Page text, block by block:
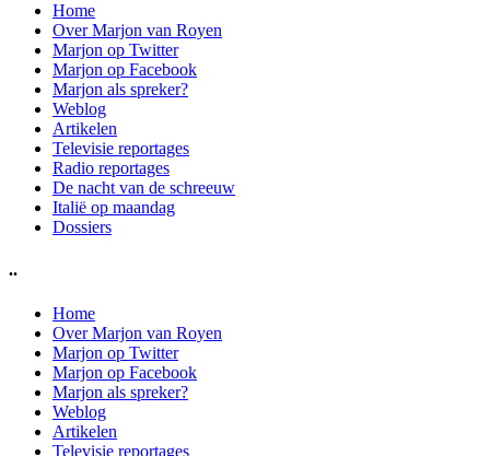
Home
Over Marjon van Royen
Marjon op Twitter
Marjon op Facebook
Marjon als spreker?
Weblog
Artikelen
Televisie reportages
Radio reportages
De nacht van de schreeuw
Italië op maandag
Dossiers
..
Home
Over Marjon van Royen
Marjon op Twitter
Marjon op Facebook
Marjon als spreker?
Weblog
Artikelen
Televisie reportages